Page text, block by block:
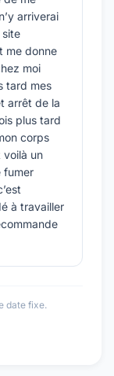
arriverai
site
me donne
moi
tard mes
arrêt de la
plus tard
corps
voilà un
fumer
à travailler
date fixe.